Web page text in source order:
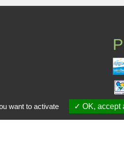
want to activate OK, accept